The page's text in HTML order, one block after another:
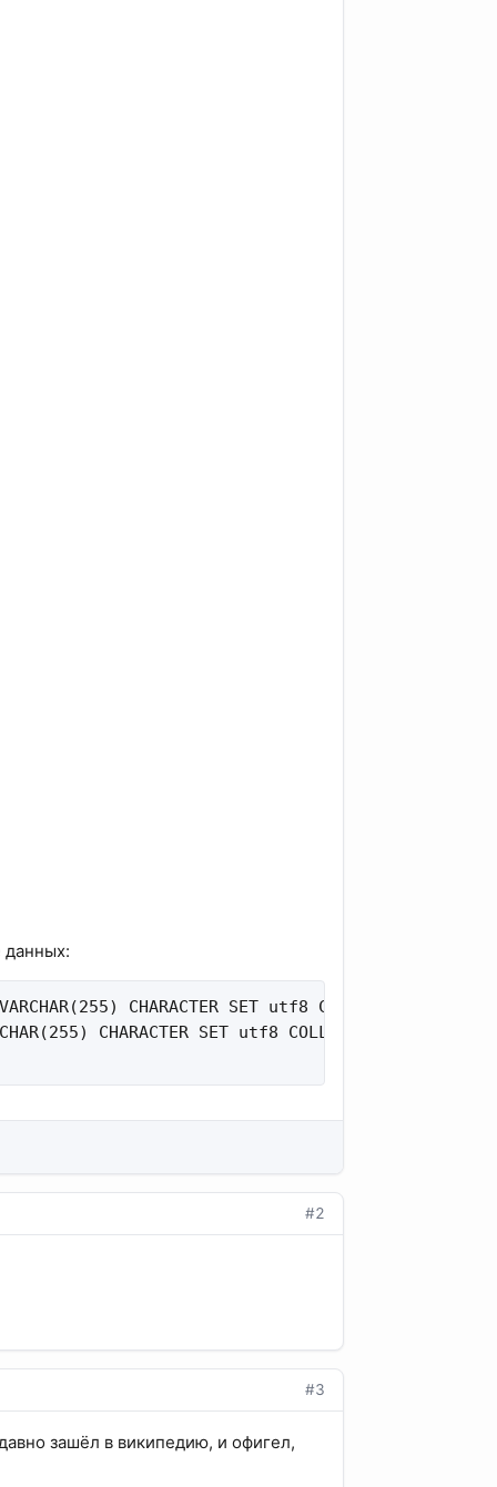
данных:
CHARACTER SET utf8 COLLATE utf8_bin
CHARACTER SET utf8 COLLATE utf8_bin
#2
#3
зашёл в википедию, и офигел,